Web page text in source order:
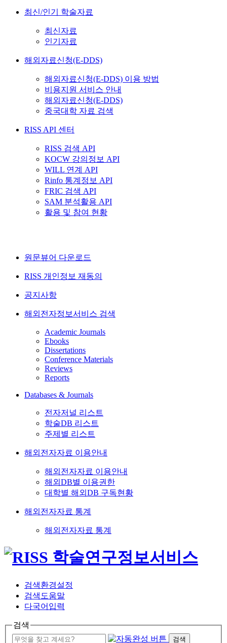
최신/인기 학술자료
최신자료
인기자료
해외자료신청(E-DDS)
해외자료신청(E-DDS) 이용 방법
비용지원 서비스 안내
해외자료신청(E-DDS)
중국대학 자료 검색
RISS API 센터
RISS 검색 API
KOCW 강의정보 API
WILL 연계 API
Rinfo 통계정보 API
FRIC 검색 API
SAM 분석활용 API
활용 및 참여 현황
원문뷰어 다운로드
RISS 개인정보 재동의
공지사항
해외전자정보서비스 검색
Academic Journals
Ebooks
Dissertations
Conference Materials
Reviews
Reports
Databases & Journals
전자저널 리스트
학술DB 리스트
주제별 리스트
해외전자자료 이용안내
해외전자자료 이용안내
해외DB별 이용권한
대학별 해외DB 구독현황
해외전자자료 통계
해외전자자료 통계
검색환경설정
검색도움말
다국어입력
검색
검색